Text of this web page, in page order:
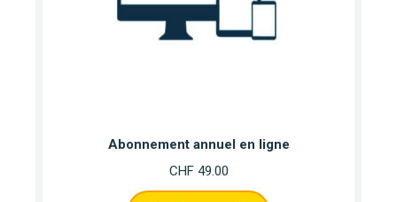
Abonnement annuel en ligne
CHF49.00